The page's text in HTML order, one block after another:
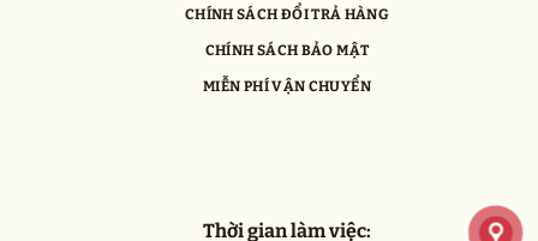
CHÍNH SÁCH ĐỔI TRẢ HÀNG
CHÍNH SÁCH BẢO MẬT
MIỄN PHÍ VẬN CHUYỂN
Thời gian làm việc: